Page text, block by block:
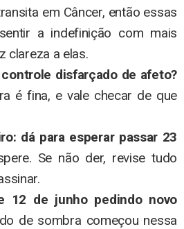
em Câncer, então essas
a indefinição com mais
clareza a elas.
disfarçado de afeto?
é fina, e vale checar de que
dá para esperar passar 23
Se não der, revise tudo
12 de junho pedindo novo
de sombra começou nessa